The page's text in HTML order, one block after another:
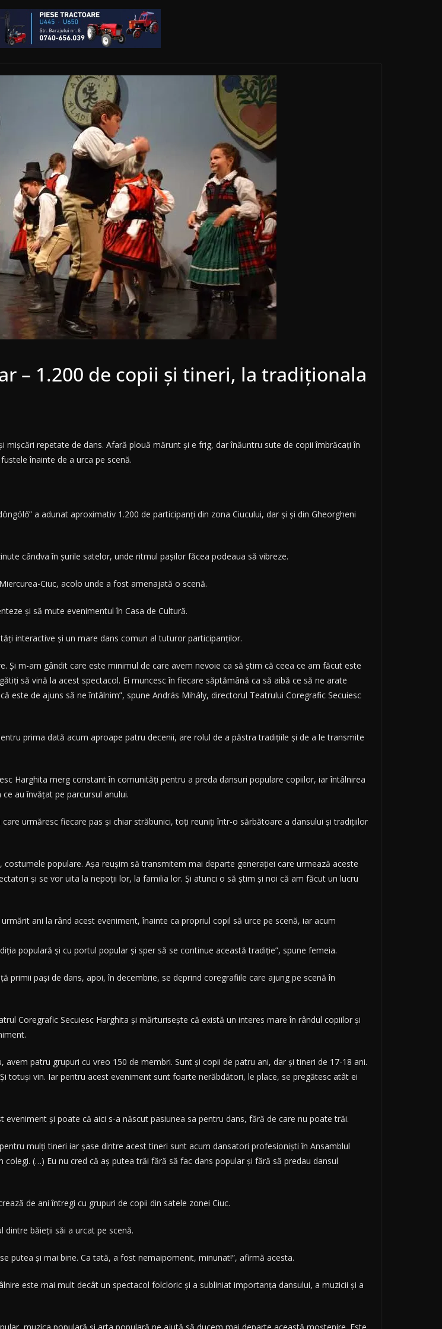
– 1.200 de copii şi tineri, la tradiţionala
mişcări repetate de dans. Afară plouă mărunt şi e frig, dar înăuntru sute de copii îmbrăcaţi în
înainte de a urca pe scenă.
a adunat aproximativ 1.200 de participanţi din zona Ciucului, dar şi şi din Gheorgheni
cândva în şurile satelor, unde ritmul paşilor făcea podeaua să vibreze.
Ciuc, acolo unde a fost amenajată o scenă.
şi să mute evenimentul în Casa de Cultură.
interactive şi un mare dans comun al tuturor participanţilor.
Şi m-am gândit care este minimul de care avem nevoie ca să ştim că ceea ce am făcut este
să vină la acest spectacol. Ei muncesc în fiecare săptămână ca să aibă ce să ne arate
de ajuns să ne întâlnim”, spune András Mihály, directorul Teatrului Coregrafic Secuiesc
prima dată acum aproape patru decenii, are rolul de a păstra tradiţiile şi de a le transmite
Harghita merg constant în comunităţi pentru a preda dansuri populare copiilor, iar întâlnirea
au învăţat pe parcursul anului.
urmăresc fiecare pas şi chiar străbunici, toţi reuniţi într-o sărbătoare a dansului şi tradiţiilor
populare. Aşa reuşim să transmitem mai departe generaţiei care urmează aceste
şi se vor uita la nepoţii lor, la familia lor. Şi atunci o să ştim şi noi că am făcut un lucru
ani la rând acest eveniment, înainte ca propriul copil să urce pe scenă, iar acum
populară şi cu portul popular şi sper să se continue această tradiţie”, spune femeia.
primii paşi de dans, apoi, în decembrie, se deprind coregrafiile care ajung pe scenă în
Coregrafic Secuiesc Harghita şi mărturiseşte că există un interes mare în rândul copiilor şi
patru grupuri cu vreo 150 de membri. Sunt şi copii de patru ani, dar şi tineri de 17-18 ani.
totuşi vin. Iar pentru acest eveniment sunt foarte nerăbdători, le place, se pregătesc atât ei
şi poate că aici s-a născut pasiunea sa pentru dans, fără de care nu poate trăi.
mulţi tineri iar şase dintre acest tineri sunt acum dansatori profesionişti în Ansamblul
(…) Eu nu cred că aş putea trăi fără să fac dans popular şi fără să predau dansul
de ani întregi cu grupuri de copii din satele zonei Ciuc.
băieţii săi a urcat pe scenă.
putea şi mai bine. Ca tată, a fost nemaipomenit, minunat!”, afirmă acesta.
este mai mult decât un spectacol folcloric şi a subliniat importanţa dansului, a muzicii şi a